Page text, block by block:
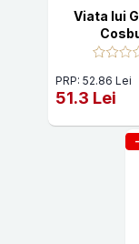
Viata lui
PRP: 52.86 Lei
51.3 Lei